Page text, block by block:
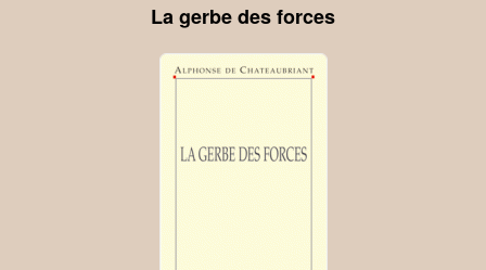
La gerbe des forces